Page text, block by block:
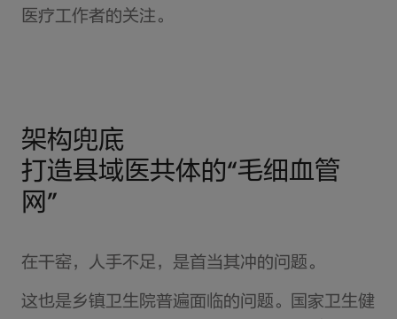
医疗工作者的关注。
架构兜底
打造县域医共体的“毛细血管
网”
在干窑，人手不足，是首当其冲的问题。
这也是乡镇卫生院普遍面临的问题。国家卫生健